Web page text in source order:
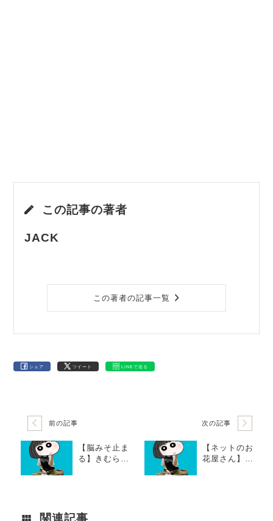
この記事の著者
JACK
この著者の記事一覧
シェア ツイート LINEで送る
前の記事
【脳みそ止ま
る】きむらの
次の記事
【ネットのお
花屋さん】花
関連記事